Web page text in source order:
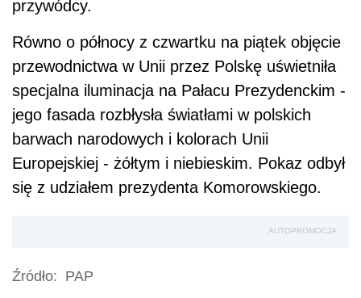
przywódcy.
Równo o północy z czwartku na piątek objęcie
przewodnictwa w Unii przez Polskę uświetniła
specjalna iluminacja na Pałacu Prezydenckim -
jego fasada rozbłysła światłami w polskich
barwach narodowych i kolorach Unii
Europejskiej - żółtym i niebieskim. Pokaz odbył
się z udziałem prezydenta Komorowskiego.
AUTOPROMOCJA
Źródło: PAP